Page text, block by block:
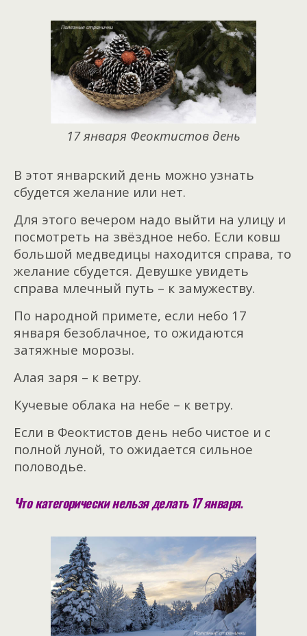
17 января Феоктистов день
В этот январский день можно узнать
сбудется желание или нет.
Для этого вечером надо выйти на улицу и
посмотреть на звёздное небо. Если ковш
большой медведицы находится справа, то
желание сбудется. Девушке увидеть
справа млечный путь – к замужеству.
По народной примете, если небо 17
января безоблачное, то ожидаются
затяжные морозы.
Алая заря – к ветру.
Кучевые облака на небе – к ветру.
Если в Феоктистов день небо чистое и с
полной луной, то ожидается сильное
половодье.
Что категорически нельзя делать 17 января.